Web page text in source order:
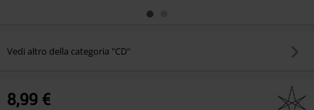
Vedi altro della categoria "CD"
8,99 €